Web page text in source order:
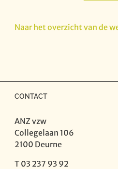
Lievenskoor
Naar het overzicht van de
CONTACT
ANZ vzw
Collegelaan 106
2100 Deurne
T 03 237 93 92